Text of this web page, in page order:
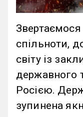
спільноти,
світу із
державного
Росією.
зупинена